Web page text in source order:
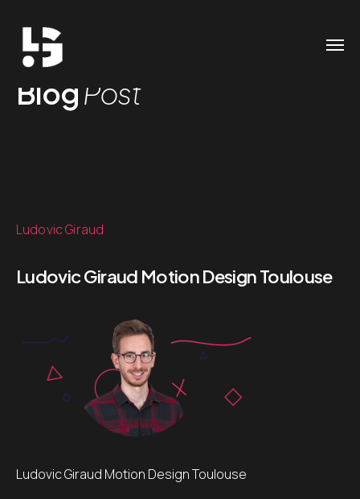
BlogPost
Ludovic Giraud
Ludovic Giraud Motion Design Toulouse
Ludovic Giraud Motion Design Toulouse